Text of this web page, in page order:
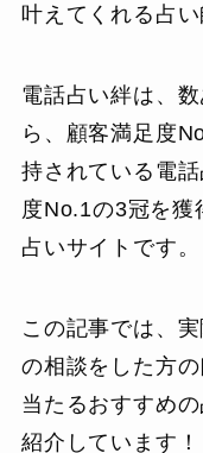
叶えてくれる占
電話占い絆は、
ら、顧客満足度
持されている電
度No.1の3冠を獲
占いサイトです。
この記事では、
の相談をした方
当たるおすすめ
紹介しています！